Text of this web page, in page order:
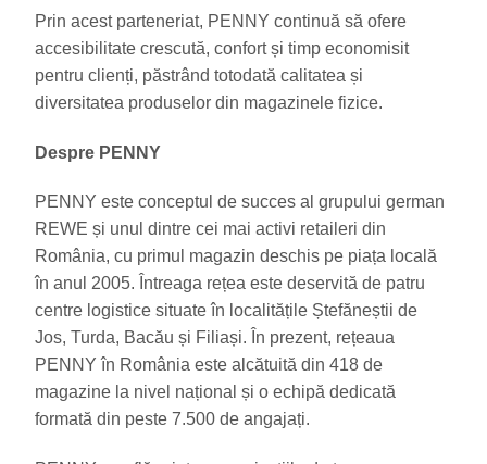
Prin acest parteneriat, PENNY continuă să ofere
accesibilitate crescută, confort și timp economisit
pentru clienți, păstrând totodată calitatea și
diversitatea produselor din magazinele fizice.
Despre PENNY
PENNY este conceptul de succes al grupului german
REWE și unul dintre cei mai activi retaileri din
România, cu primul magazin deschis pe piața locală
în anul 2005. Întreaga rețea este deservită de patru
centre logistice situate în localitățile Ștefăneștii de
Jos, Turda, Bacău și Filiași. În prezent, rețeaua
PENNY în România este alcătuită din 418 de
magazine la nivel național și o echipă dedicată
formată din peste 7.500 de angajați.